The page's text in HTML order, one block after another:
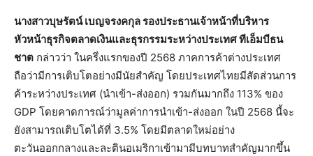
นางสาวบุษรัตน์ เบญจรงคกุล รองประธานเจ้าหน้าที่บริหาร
หัวหน้าธุรกิจตลาดเงินและธุรกรรมระหว่างประเทศ ทีเอ็มบีธน
ชาต กล่าวว่า ในครึ่งแรกของปี 2568 ภาคการค้าต่างประเทศ
ถือว่ามีการเติบโตอย่างมีนัยสำคัญ โดยประเทศไทยมีสัดส่วนการ
ค้าระหว่างประเทศ (นำเข้า-ส่งออก) รวมกันมากถึง 113% ของ
GDP โดยคาดการณ์ว่ามูลค่าการนำเข้า-ส่งออก ในปี 2568 นี้จะ
ยังสามารถเติบโตได้ที่ 3.5% โดยมีตลาดใหม่อย่าง
ตะวันออกกลางและละตินอเมริกาเข้ามามีบทบาทสำคัญมากขึ้น